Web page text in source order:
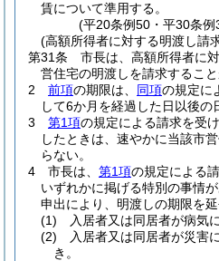
賃について準用する。
(平20条例50・平30条例
(高額所得者に対する明渡し請
第31条
市長は、高額所得者に
営住宅の明渡しを請求すること
2
前項の期限は、 同項の規定に
して6か月を経過した日以後の
3
第1項の規定による請求を受け
したときは、速やかに当該市
らない。
4
市長は、 第1項の規定による
いずれかに掲げる特別の事情
申出により、明渡しの期限を延
(1)
入居者又は同居者が病気
(2)
入居者又は同居者が災害
き。